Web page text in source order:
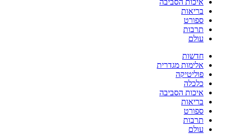
איכות הסביבה
בריאות
ספורט
תרבות
עולם
חדשות
אלימות מגדרית
פוליטיקה
כלכלה
איכות הסביבה
בריאות
ספורט
תרבות
עולם